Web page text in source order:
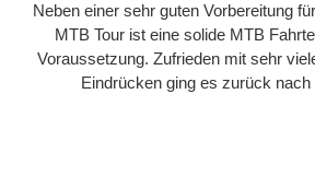
Neben einer sehr guten Vorbereitung
MTB Tour ist eine solide MTB
Voraussetzung. Zufrieden mit sehr
Eindrücken ging es zurück nach